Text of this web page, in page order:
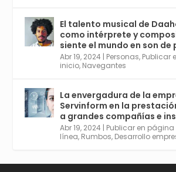
Avata
Sevilla World @worldsevilla
30 Abr 2024
Aprovéchalo si vives en
provincia. Curso gratuito en
Cosas, Inteligencia Artificial
plazo acaba el 2 de mayo.
empleabilidad. Ver y enlace
https://tinyurl.com/yu5xhwjr
El talento musical de
como intérprete y
siente el mundo en son de
Abr 19, 2024 | Personas, Publicar
inicio, Navegantes
La envergadura de la
Servinform en la
a grandes compañías e
Abr 19, 2024 | Publicar en
línea, Rumbos, Desarrollo